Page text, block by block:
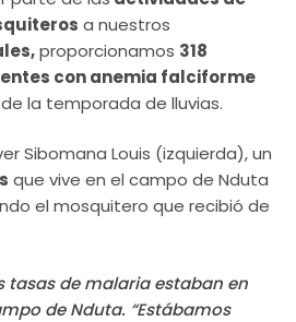
a nuestros
proporcionamos 318
con anemia falciforme
la temporada de lluvias.
Sibomana Louis (izquierda), un
que vive en el campo de Nduta
el mosquitero que recibió de
tasas de malaria estaban en
de Nduta. “Estábamos